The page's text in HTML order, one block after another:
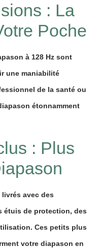
: La
Poche
à 128 Hz sont
une maniabilité
de la santé ou
étonnamment
: Plus
avec des
étuis de protection, des
Ces petits plus
votre diapason en